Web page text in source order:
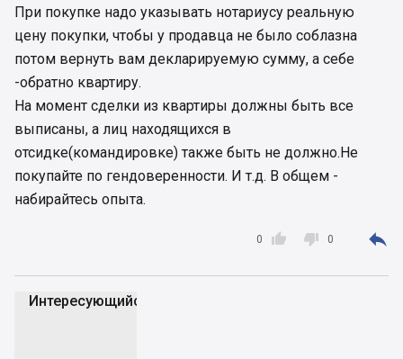
При покупке надо указывать нотариусу реальную
цену покупки, чтобы у продавца не было соблазна
потом вернуть вам декларируемую сумму, а себе
-обратно квартиру.
На момент сделки из квартиры должны быть все
выписаны, а лиц находящихся в
отсидке(командировке) также быть не должно.Не
покупайте по гендоверенности. И т.д. В общем -
набирайтесь опыта.

0  0 
Интересующийся_